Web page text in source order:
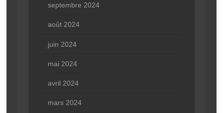
septembre 2024
août 2024
juin 2024
mai 2024
avril 2024
mars 2024